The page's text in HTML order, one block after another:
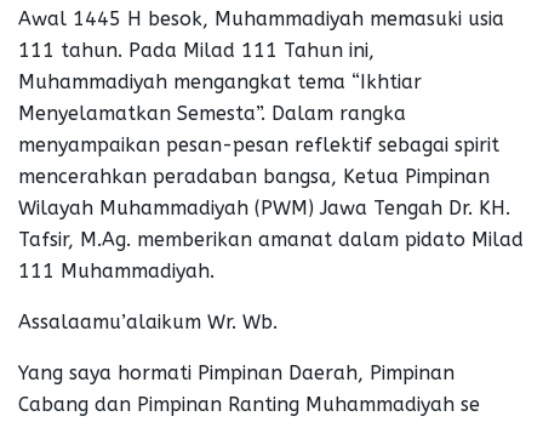
Awal 1445 H besok, Muhammadiyah memasuki usia
111 tahun. Pada Milad 111 Tahun ini,
Muhammadiyah mengangkat tema “Ikhtiar
Menyelamatkan Semesta”. Dalam rangka
menyampaikan pesan-pesan reflektif sebagai spirit
mencerahkan peradaban bangsa, Ketua Pimpinan
Wilayah Muhammadiyah (PWM) Jawa Tengah Dr. KH.
Tafsir, M.Ag. memberikan amanat dalam pidato Milad
111 Muhammadiyah.
Assalaamu’alaikum Wr. Wb.
Yang saya hormati Pimpinan Daerah, Pimpinan
Cabang dan Pimpinan Ranting Muhammadiyah se